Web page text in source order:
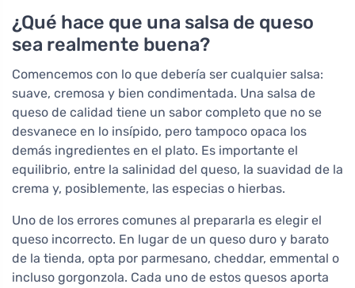
¿Qué hace que una salsa de queso
sea realmente buena?
Comencemos con lo que debería ser cualquier salsa:
suave, cremosa y bien condimentada. Una salsa de
queso de calidad tiene un sabor completo que no se
desvanece en lo insípido, pero tampoco opaca los
demás ingredientes en el plato. Es importante el
equilibrio, entre la salinidad del queso, la suavidad de la
crema y, posiblemente, las especias o hierbas.
Uno de los errores comunes al prepararla es elegir el
queso incorrecto. En lugar de un queso duro y barato
de la tienda, opta por parmesano, cheddar, emmental o
incluso gorgonzola. Cada uno de estos quesos aporta